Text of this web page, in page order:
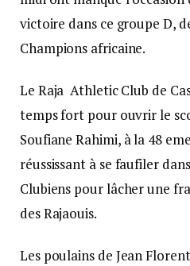
victoire dans ce groupe D,
Champions africaine.
Le Raja Athletic Club de
temps fort pour ouvrir le
Soufiane Rahimi, à la 48
réussissant à se faufiler
Clubiens pour lâcher une
des Rajaouis.
Les poulains de Jean